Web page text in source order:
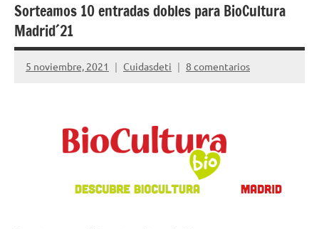
Sorteamos 10 entradas dobles para BioCultura
Madrid´21
5 noviembre, 2021 Cuidasdeti 8 comentarios